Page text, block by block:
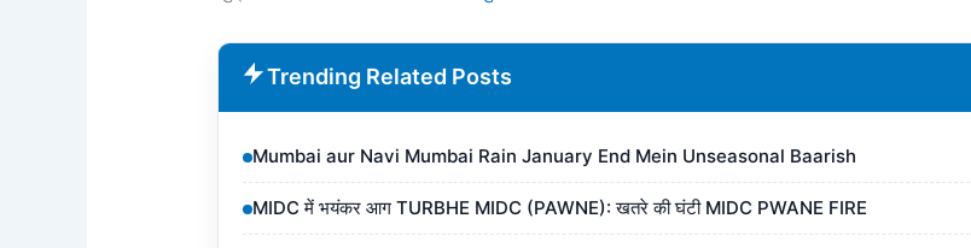
Trending Related Posts
Mumbai aur Navi Mumbai Rain January End Mein Unseasonal Baarish
MIDC में भयंकर आग TURBHE MIDC (PAWNE): खतरे की घंटी MIDC PWANE FIRE